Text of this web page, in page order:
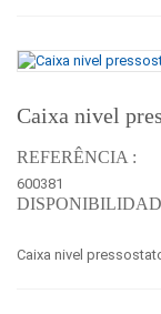
Caixa nivel
REFERÊNCIA :
600381
Caixa nivel